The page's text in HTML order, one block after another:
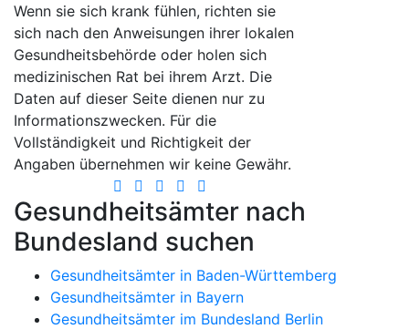
Wenn sie sich krank fühlen, richten sie
sich nach den Anweisungen ihrer lokalen
Gesundheitsbehörde oder holen sich
medizinischen Rat bei ihrem Arzt. Die
Daten auf dieser Seite dienen nur zu
Informationszwecken. Für die
Vollständigkeit und Richtigkeit der
Angaben übernehmen wir keine Gewähr.
Gesundheitsämter nach
Bundesland suchen
Gesundheitsämter in Baden-Württemberg
Gesundheitsämter in Bayern
Gesundheitsämter im Bundesland Berlin